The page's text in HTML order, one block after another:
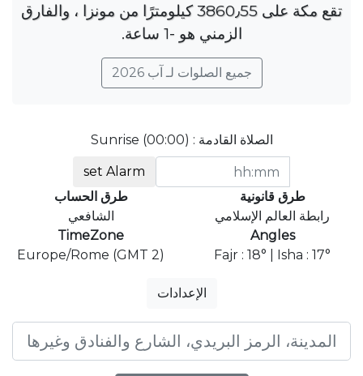
تقع مكة على 3860٫55 كيلومترًا من مونزا ، والفارق
الزمني هو ؜-1 ساعة.
جميع الصلوات لـ آب 2026
الصلاة القادمة : Sunrise (00:00)
set Alarm
طرق قانونية
رابطة العالم الإسلامي
طرق الحساب
الشافعي
Angles
Fajr : 18° | Isha : 17°
TimeZone
Europe/Rome (GMT 2)
الإعدادات